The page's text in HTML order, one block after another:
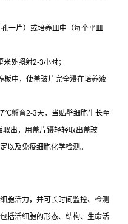
一片）或培养皿中（每个平皿
米处照射2-3小时；
板中，使盖玻片完全浸在培养液
℃孵育2-3天，当贴壁细胞生长至
取出，用盖片镊轻轻取出盖玻
以及免疫细胞化学检测。
胞活力，并可长时间监控、检测
括活细胞的形态、结构、生命活